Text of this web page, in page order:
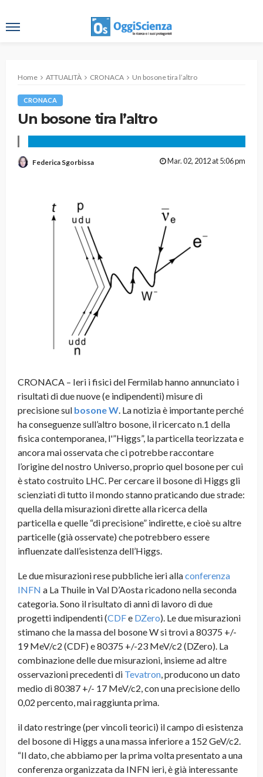
Home ATTUALITÀ CRONACA Un bosone tira l’altro
CRONACA
Un bosone tira l’altro
Federica Sgorbissa Mar. 02, 2012 at 5:06 pm
CRONACA – Ieri i fisici del Fermilab hanno annunciato i
risultati di due nuove (e indipendenti) misure di
precisione sul bosone W. La notizia è importante perché
ha conseguenze sull’altro bosone, il ricercato n.1 della
fisica contemporanea, l'”Higgs”, la particella teorizzata e
ancora mai osservata che ci potrebbe raccontare
l’origine del nostro Universo, proprio quel bosone per cui
è stato costruito LHC. Per cercare il bosone di Higgs gli
scienziati di tutto il mondo stanno praticando due strade:
quella della misurazioni dirette alla ricerca della
particella e quelle “di precisione” indirette, e cioè su altre
particelle (già osservate) che potrebbero essere
influenzate dall’esistenza dell’Higgs.
Le due misurazioni rese pubbliche ieri allaconferenza
INFN a La Thuile in Val D’Aosta ricadono nella seconda
categoria. Sono il risultato di anni di lavoro di due
progetti indipendenti (CDFe DZero). Le due misurazioni
stimano che la massa del bosone W si trovi a 80375 +/-
19 MeV/c2 (CDF) e 80375 +/-23 MeV/c2 (DZero). La
combinazione delle due misurazioni, insieme ad altre
osservazioni precedenti di Tevatron, producono un dato
medio di 80387 +/- 17 MeV/c2, con una precisione dello
0,02 percento, mai raggiunta prima.
il dato restringe (per vincoli teorici) il campo di esistenza
del bosone di Higgs a una massa inferiore a 152 GeV/c2.
“Il dato, che abbiamo per la prima volta presentato a una
conferenza organizzata da INFN ieri, è già interessante